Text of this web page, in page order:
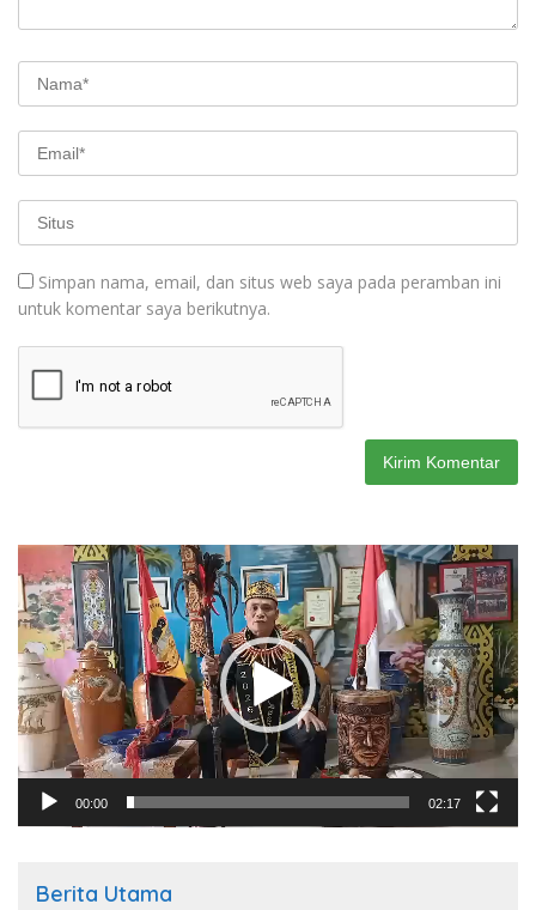
Simpan nama, email, dan situs web saya pada peramban ini
untuk komentar saya berikutnya.
Pemutar
Video
00:00 02:17
Berita Utama